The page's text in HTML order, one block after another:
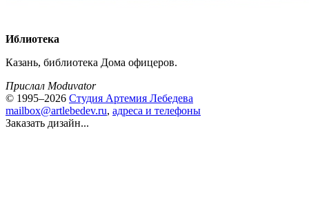
Иблиотека
Казань, библиотека Дома офицеров.
Прислал Moduvator
© 1995–2026 Студия Артемия Лебедева
mailbox@artlebedev.ru, адреса и телефоны
Заказать дизайн...